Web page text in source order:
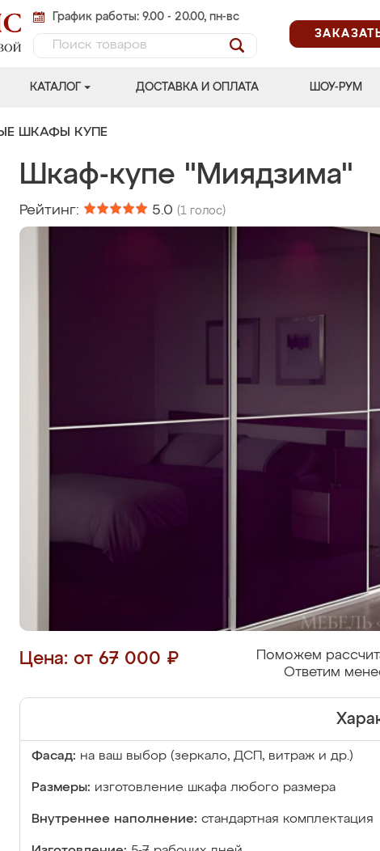
График работы: 9.00 - 20.00, пн-вс
КАТАЛОГ ДОСТАВКА И ОПЛАТА ШОУ-РУМ
ШКАФЫ КУПЕ
Шкаф-купе "Миядзима"
Рейтинг: 5.0 (1 голос)
Цена: от 67 000 ₽
Поможем
Ответим
Фасад: на ваш выбор (зеркало, ДСП, витраж и др.)
Размеры: изготовление шкафа любого размера
Внутреннее наполнение: стандартная комплектация